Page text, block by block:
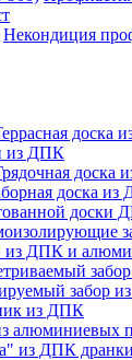
Некондиция
доска
из ДПК
доска
доска
доски
из ДПК и
забор
из ДПК
алюминиевых
из ДПК